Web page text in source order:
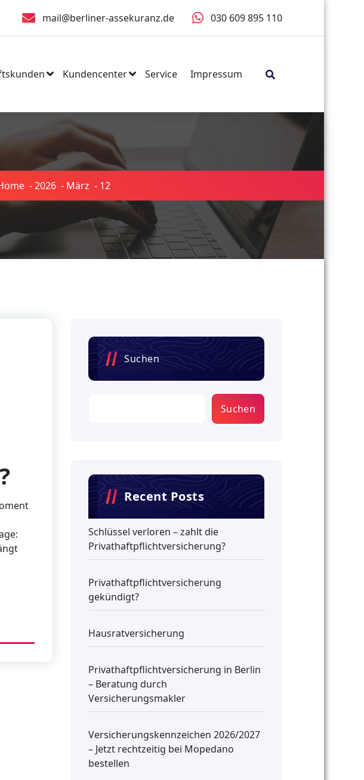
mail@berliner-assekuranz.de 030 609 895 110
Kundencenter Service Impressum
-2026 - März - 12
Suchen
Suchen
Recent Posts
Schlüssel verloren – zahlt die
Privathaftpflichtversicherung?
Privathaftpflichtversicherung
gekündigt?
Hausratversicherung
Privathaftpflichtversicherung in Berlin
– Beratung durch
Versicherungsmakler
Versicherungskennzeichen 2026/2027
– Jetzt rechtzeitig bei Mopedano
bestellen